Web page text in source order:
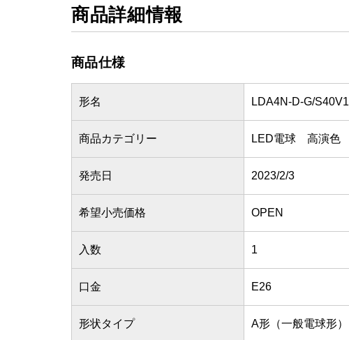
商品詳細情報
商品仕様
形名 LDA4N-D-G/S40V1
商品カテゴリー LED電球 高演色
発売日 2023/2/3
希望小売価格 OPEN
入数 1
口金 E26
形状タイプ A形（一般電球形）